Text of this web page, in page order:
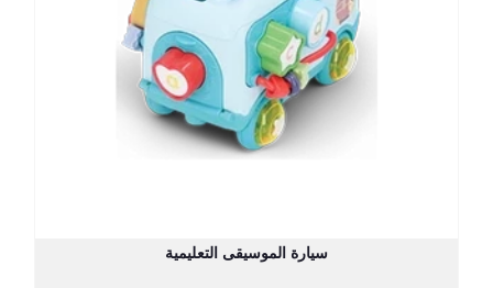
سيارة الموسيقى التعليمية